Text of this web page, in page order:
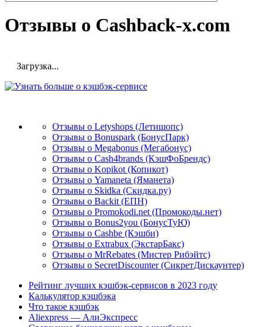
Отзывы о Cashback-x.com
Загрузка...
Отзывы о Letyshops (Летишопс)
Отзывы о Bonuspark (БонусПарк)
Отзывы о Megabonus (Мегабонус)
Отзывы о Cash4brands (КэшФоБрендс)
Отзывы о Kopikot (Копикот)
Отзывы о Yamaneta (Яманета)
Отзывы о Skidka (Скидка.ру)
Отзывы о Backit (ЕПН)
Отзывы о Promokodi.net (Промокоды.нет)
Отзывы о Bonus2you (БонусТуЮ)
Отзывы о Cashbe (Кэшби)
Отзывы о Extrabux (ЭкстарБакс)
Отзывы о MrRebates (Мистер Рибэйтс)
Отзывы о SecretDiscounter (СикретДискаунтер)
Рейтинг лучших кэшбэк-сервисов в 2023 году
Калькулятор кэшбэка
Что такое кэшбэк
Aliexpress — АлиЭкспресс